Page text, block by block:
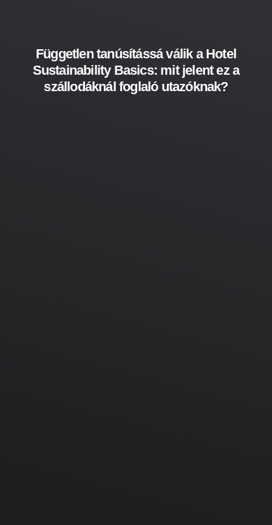
Független tanúsítássá válik a Hotel
Sustainability Basics: mit jelent ez a
szállodáknál foglaló utazóknak?